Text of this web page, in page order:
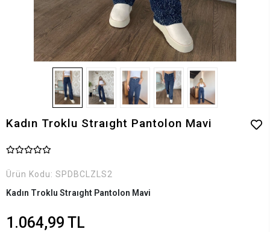
Kadın Troklu Straıght Pantolon Mavi
Ürün Kodu: SPDBCLZLS2
Kadın Troklu Straıght Pantolon Mavi
1.064,99 TL